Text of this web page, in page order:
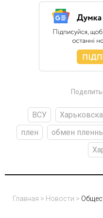
ВСУ
плен
обмен
Главная > Новости >